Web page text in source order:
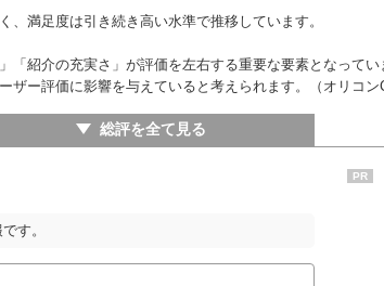
満足度は引き続き高い水準で推移しています。
「紹介の充実さ」が評価を左右する重要な要素となって
ザー評価に影響を与えていると考えられます。（オリコ
総評を全て見る
す。
PR